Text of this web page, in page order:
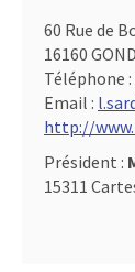
60 Rue de
16160
Téléphone :
Email :
http://
Président :
15311